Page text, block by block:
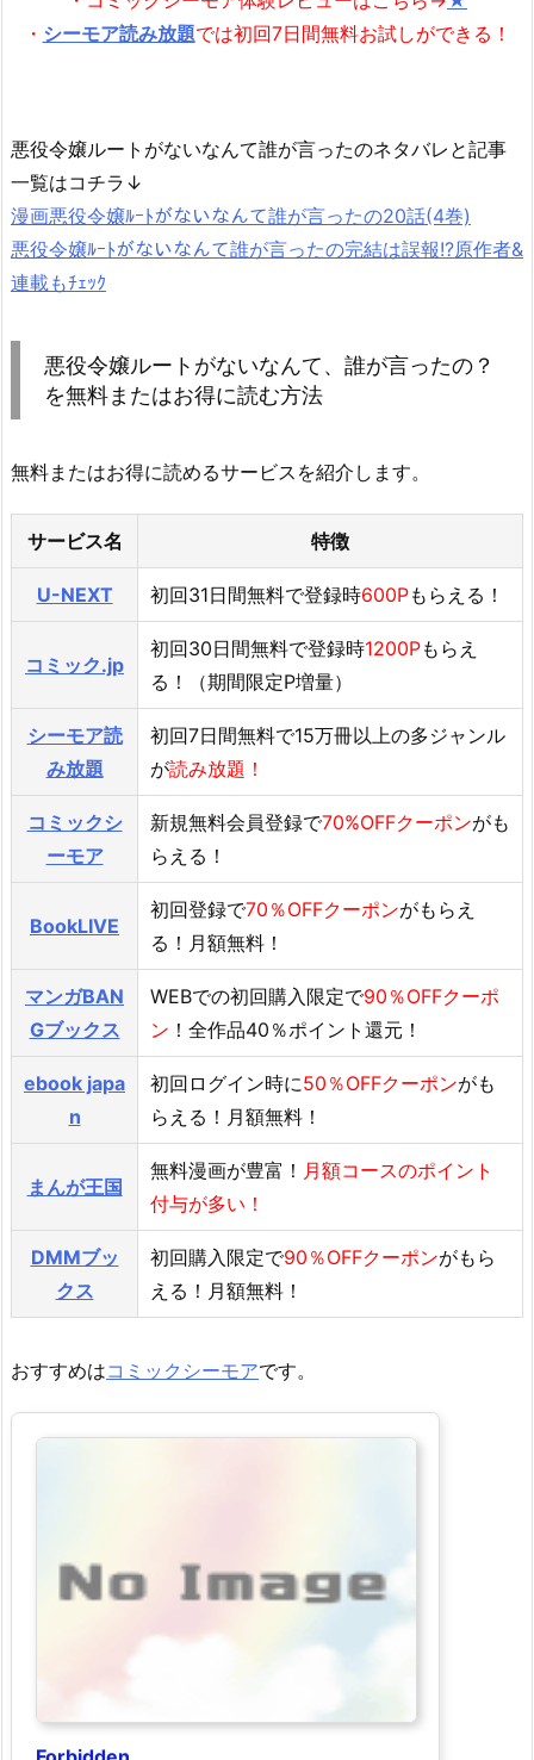
・ シーモア読み放題では初回7日間無料お試しができる！
悪役令嬢ルートがないなんて誰が言ったのネタバレと記事
一覧はコチラ↓
漫画悪役令嬢ﾙｰﾄがないなんて誰が言ったの20話(4巻)
悪役令嬢ﾙｰﾄがないなんて誰が言ったの完結は誤報!?原作者&
連載もﾁｪｯｸ
悪役令嬢ルートがないなんて、誰が言ったの？
を無料またはお得に読む方法
無料またはお得に読めるサービスを紹介します。
サービス名 特徴
U-NEXT 初回31日間無料で登録時600Pもらえる！
コミック.jp
初回30日間無料で登録時1200Pもらえ
る！（期間限定P増量）
シーモア読
み放題
初回7日間無料で15万冊以上の多ジャンル
が読み放題！
コミックシ
ーモア
新規無料会員登録で70%OFFクーポンがも
らえる！
BookLIVE
初回登録で70％OFFクーポンがもらえ
る！月額無料！
マンガBAN
Gブックス
WEBでの初回購入限定で90％OFFクーポ
ン ！全作品40％ポイント還元！
ebook japa
n
初回ログイン時に50％OFFクーポンがも
らえる！月額無料！
まんが王国
無料漫画が豊富！ 月額コースのポイント
付与が多い！
DMMブッ
クス
初回購入限定で90％OFFクーポンがもら
える！月額無料！
おすすめはコミックシーモアです。